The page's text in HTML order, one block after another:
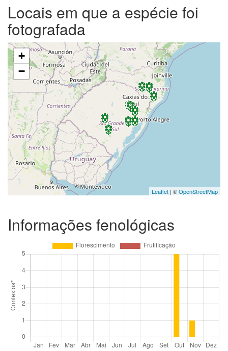
Locais em que a espécie foi
fotografada
+
−
Leaflet | ©OpenStreetMap
Informações fenológicas